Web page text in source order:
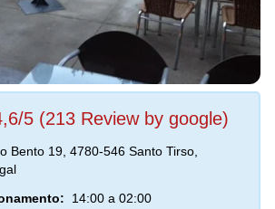
5 (213 Review by google)
Bento 19, 4780-546 Santo Tirso,
14:00 a 02:00